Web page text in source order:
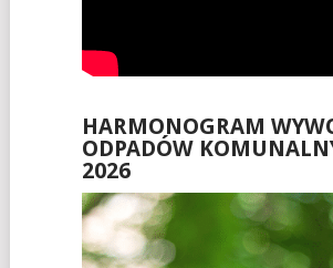
HARMONOGRAM
ODPADÓW
2026